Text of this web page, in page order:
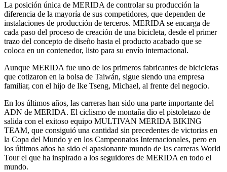
La posición única de MERIDA de controlar su producción la
diferencia de la mayoría de sus competidores, que dependen de
instalaciones de producción de terceros. MERIDA se encarga de
cada paso del proceso de creación de una bicicleta, desde el primer
trazo del concepto de diseño hasta el producto acabado que se
coloca en un contenedor, listo para su envío internacional.
Aunque MERIDA fue uno de los primeros fabricantes de bicicletas
que cotizaron en la bolsa de Taiwán, sigue siendo una empresa
familiar, con el hijo de Ike Tseng, Michael, al frente del negocio.
En los últimos años, las carreras han sido una parte importante del
ADN de MERIDA. El ciclismo de montaña dio el pistoletazo de
salida con el exitoso equipo MULTIVAN MERIDA BIKING
TEAM, que consiguió una cantidad sin precedentes de victorias en
la Copa del Mundo y en los Campeonatos Internacionales, pero en
los últimos años ha sido el apasionante mundo de las carreras World
Tour el que ha inspirado a los seguidores de MERIDA en todo el
mundo.